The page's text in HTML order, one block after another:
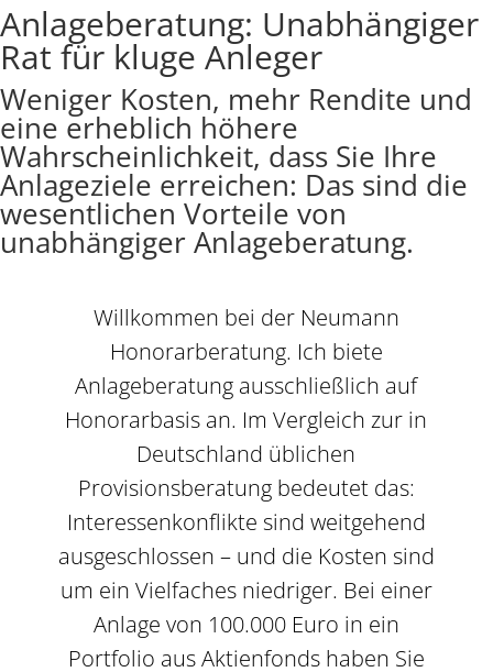
Anlageberatung: Unabhängiger
Rat für kluge Anleger
Weniger Kosten, mehr Rendite und
eine erheblich höhere
Wahrscheinlichkeit, dass Sie Ihre
Anlageziele erreichen: Das sind die
wesentlichen Vorteile von
unabhängiger Anlageberatung.
Willkommen bei der Neumann
Honorarberatung. Ich biete
Anlageberatung ausschließlich auf
Honorarbasis an. Im Vergleich zur in
Deutschland üblichen
Provisionsberatung bedeutet das:
Interessenkonflikte sind weitgehend
ausgeschlossen – und die Kosten sind
um ein Vielfaches niedriger. Bei einer
Anlage von 100.000 Euro in ein
Portfolio aus Aktienfonds haben Sie